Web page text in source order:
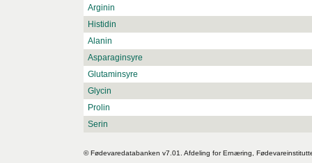
Arginin
Histidin
Alanin
Asparaginsyre
Glutaminsyre
Glycin
Prolin
Serin
© Fødevaredatabanken v7.01. Afdeling for Ernæring,